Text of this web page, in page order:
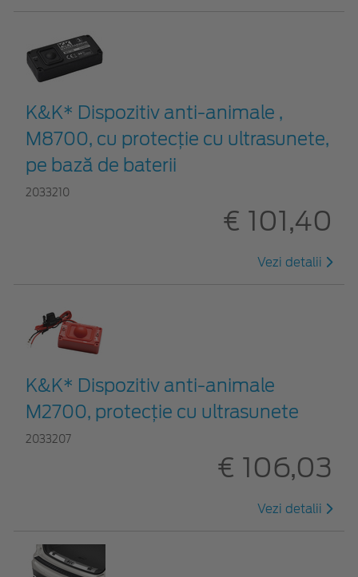
K&K* Dispozitiv anti-animale ,
M8700, cu protecție cu ultrasunete,
pe bază de baterii
2033210
€ 101,40
Vezi detalii
K&K* Dispozitiv anti-animale
M2700, protecție cu ultrasunete
2033207
€ 106,03
Vezi detalii